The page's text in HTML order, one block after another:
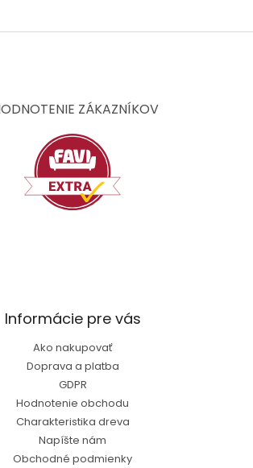
ZÁKAZNÍKOV
Informácie pre vás
Ako nakupovať
Doprava a platba
GDPR
Hodnotenie obchodu
Charakteristika dreva
Napíšte nám
Obchodné podmienky